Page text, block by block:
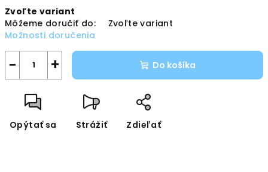
cena:
Zvoľte variant
Môžeme doručiť do:
Zvoľte variant
Možnosti doručenia
+
− Do košíka
Opýtať sa Strážiť Zdieľať